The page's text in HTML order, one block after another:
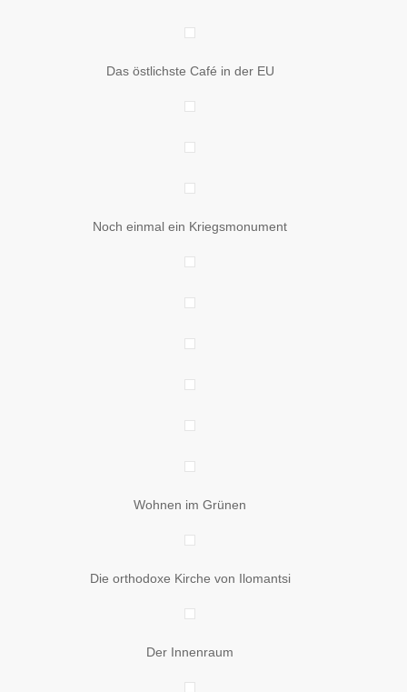
Das östlichste Café in der EU
Noch einmal ein Kriegsmonument
Wohnen im Grünen
Die orthodoxe Kirche von Ilomantsi
Der Innenraum